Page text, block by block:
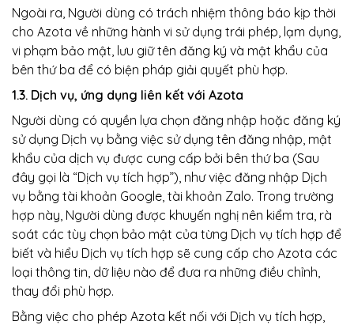
Ngoài ra, Người dùng có trách nhiệm thông báo kịp thời
cho Azota về những hành vi sử dụng trái phép, lạm dụng,
vi phạm bảo mật, lưu giữ tên đăng ký và mật khẩu của
bên thứ ba để có biện pháp giải quyết phù hợp.
1.3. Dịch vụ, ứng dụng liên kết với Azota
Người dùng có quyền lựa chọn đăng nhập hoặc đăng ký
sử dụng Dịch vụ bằng việc sử dụng tên đăng nhập, mật
khẩu của dịch vụ được cung cấp bởi bên thứ ba (Sau
đây gọi là “Dịch vụ tích hợp”), như việc đăng nhập Dịch
vụ bằng tài khoản Google, tài khoản Zalo. Trong trường
hợp này, Người dùng được khuyến nghị nên kiểm tra, rà
soát các tùy chọn bảo mật của từng Dịch vụ tích hợp để
biết và hiểu Dịch vụ tích hợp sẽ cung cấp cho Azota các
loại thông tin, dữ liệu nào để đưa ra những điều chỉnh,
thay đổi phù hợp.
Bằng việc cho phép Azota kết nối với Dịch vụ tích hợp,